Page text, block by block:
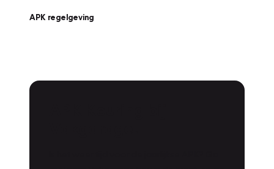
APK regelgeving